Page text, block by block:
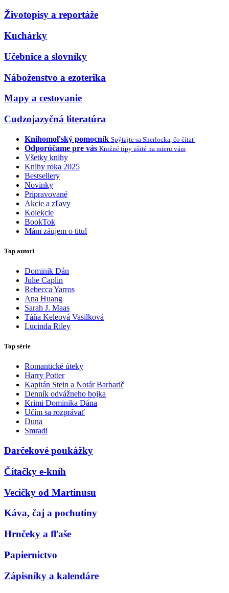
Životopisy a reportáže
Kuchárky
Učebnice a slovníky
Náboženstvo a ezoterika
Mapy a cestovanie
Cudzojazyčná literatúra
Knihomoľský pomocník Spýtajte sa Sherlocka, čo čítať
Odporúčame pre vás Knižné tipy ušité na mieru vám
Všetky knihy
Knihy roka 2025
Bestsellery
Novinky
Pripravované
Akcie a zľavy
Kolekcie
BookTok
Mám záujem o titul
Top autori
Dominik Dán
Julie Caplin
Rebecca Yarros
Ana Huang
Sarah J. Maas
Táňa Keleová Vasilková
Lucinda Riley
Top série
Romantické úteky
Harry Potter
Kapitán Stein a Notár Barbarič
Denník odvážneho bojka
Krimi Dominika Dána
Učím sa rozprávať
Duna
Smradi
Darčekové poukážky
Čítačky e-kníh
Vecičky od Martinusu
Káva, čaj a pochutiny
Hrnčeky a fľaše
Papiernictvo
Zápisníky a kalendáre